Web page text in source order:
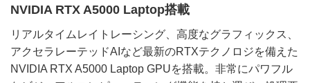
NVIDIA RTX A5000 Laptop搭載
リアルタイムレイトレーシング、高度なグラフィックス、
アクセラレーテッドAIなど最新のRTXテクノロジを備えた
NVIDIA RTX A5000 Laptop GPUを搭載。非常にパワフル